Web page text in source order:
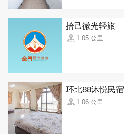
拾己微光轻旅
1.05 公里
环北88沐悦民宿
1.06 公里